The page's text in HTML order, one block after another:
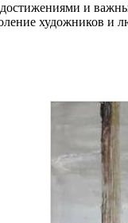
и
художников и